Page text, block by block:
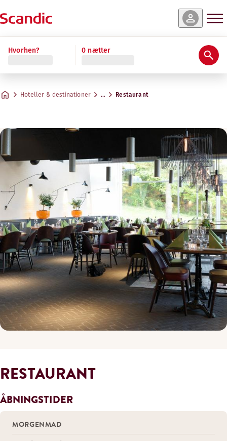
Hvorhen? 0 nætter
Hoteller & destinationer … Restaurant
RESTAURANT
ÅBNINGSTIDER
MORGENMAD